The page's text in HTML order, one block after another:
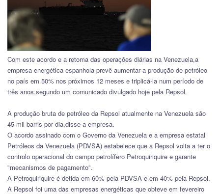
Com este acordo e a retoma das operações diárias na Venezuela,a
empresa energética espanhola prevê aumentar a produção de petróleo
no país em 50% nos próximos 12 meses e triplicá-la num período de
três anos,segundo um comunicado divulgado hoje pela Repsol.
A produção bruta de petróleo da Repsol atualmente na Venezuela são
45 mil barris por dia,disse a empresa.
O acordo assinado com o Governo da Venezuela e a empresa estatal
Petróleos da Venezuela (PDVSA) estabelece que a Repsol volta a ter o
controlo operacional do campo petrolífero Petroquiriquire e garante
"mecanismos de pagamento".
A Petroquiriquire é detida em 60% pela PDVSA e em 40% pela Repsol.
A Repsol foi uma das empresas energéticas que obteve em fevereiro